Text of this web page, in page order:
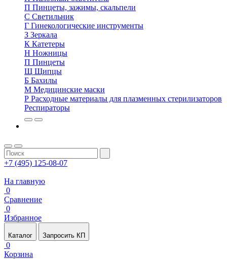
П Пинцеты, зажимы, скальпели
С Светильник
Г Гинекологические инструменты
З Зеркала
К Катетеры
Н Ножницы
П Пинцеты
Щ Щипцы
Б Бахилы
М Медицинские маски
Р Расходные материалы для плазменных стерилизаторов
Респираторы
+7 (495) 125-08-07
На главную
0
Сравнение
0
Избранное
Каталог Запросить КП
0
Корзина